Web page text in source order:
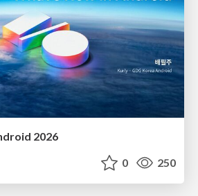
2026
0 250